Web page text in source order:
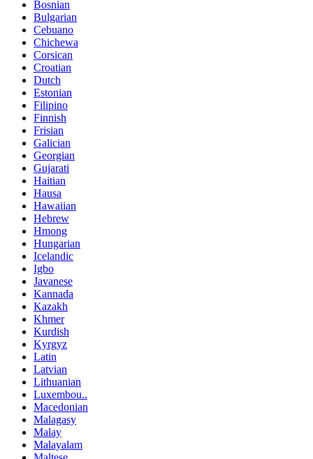
Bosnian
Bulgarian
Cebuano
Chichewa
Corsican
Croatian
Dutch
Estonian
Filipino
Finnish
Frisian
Galician
Georgian
Gujarati
Haitian
Hausa
Hawaiian
Hebrew
Hmong
Hungarian
Icelandic
Igbo
Javanese
Kannada
Kazakh
Khmer
Kurdish
Kyrgyz
Latin
Latvian
Lithuanian
Luxembou..
Macedonian
Malagasy
Malay
Malayalam